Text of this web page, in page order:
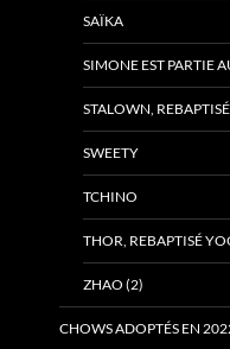
SAÏKA
SIMONE EST PARTIE
STALOWN,
SWEETY
TCHINO
THOR, REBAPTISÉ
ZHAO (2)
CHOWS ADOPTÉS EN